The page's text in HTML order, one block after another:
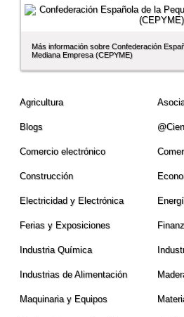
Más información sobre Confederación
Mediana Empresa (CEPYME)
Agricultura
Blogs
Comercio electrónico
Construcción
Electricidad y Electrónica
Ferias y Exposiciones
Industria Quí­mica
Industrias de Alimentación
Maquinaria y Equipos